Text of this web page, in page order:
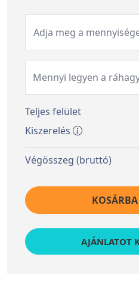
Adja meg a
Teljes felület
Kiszerelés
Végösszeg (bruttó)
AJÁNLATOT